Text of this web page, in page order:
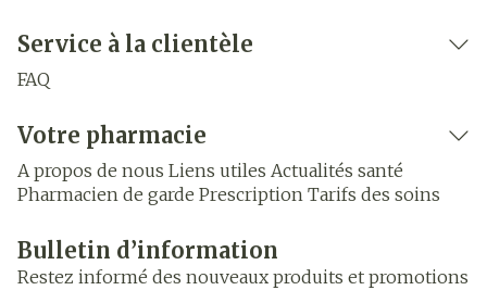
Service à la clientèle
FAQ
Votre pharmacie
A propos de nous Liens utiles Actualités santé
Pharmacien de garde Prescription Tarifs des soins
Bulletin d’information
Restez informé des nouveaux produits et promotions